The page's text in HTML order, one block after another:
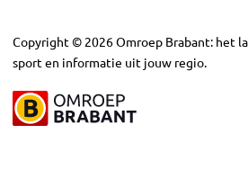
Copyright © 2026Omroep Brabant: het
sport en informatie uit jouw regio.